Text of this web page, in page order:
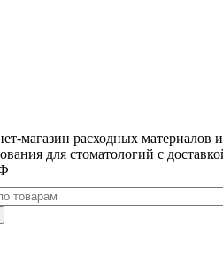
магазин расходных материалов и
для стоматологий с